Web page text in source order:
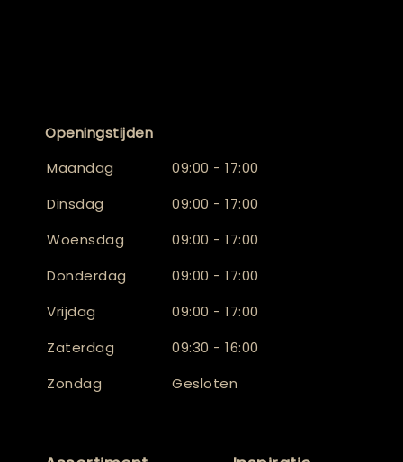
Openingstijden
Maandag
09:00 - 17:00
Dinsdag
09:00 - 17:00
Woensdag
09:00 - 17:00
Donderdag
09:00 - 17:00
Vrijdag
09:00 - 17:00
Zaterdag
09:30 - 16:00
Zondag
Gesloten